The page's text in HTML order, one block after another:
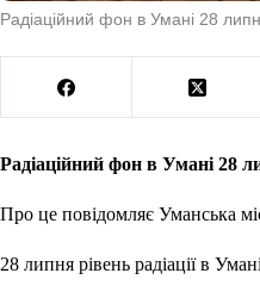
Радіаційний фон в Умані 28
Радіаційний фон в Умані 28
Про це повідомляє Уманська
28 липня рівень радіації в